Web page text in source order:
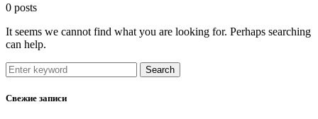
0 posts
It seems we cannot find what you are looking for. Perhaps searching
can help.
Search
Свежие записи